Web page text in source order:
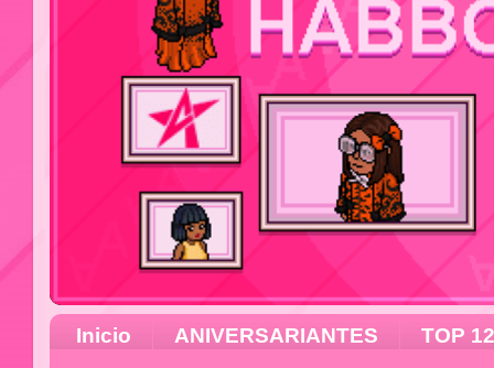
Inicio ANIVERSARIANTES
TOP 12